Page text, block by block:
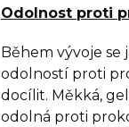
Odolnost proti
Během vývoje
odolností proti
docílit. Měkká,
odolná proti